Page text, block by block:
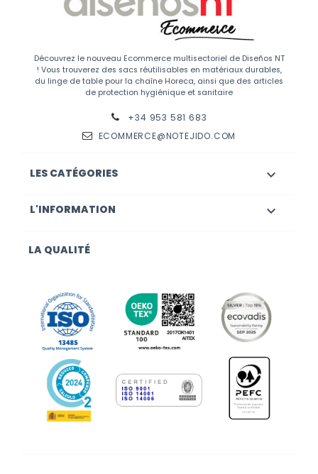
Découvrez le nouveau Ecommerce multisectoriel de Diseños NT
! Vous trouverez des sacs réutilisables en matériaux durables,
du linge de table pour la chaîne Horeca, ainsi que des articles
de protection hygiénique et sanitaire
+34 953 581 683
ECOMMERCE@NOTEJIDO.COM
LES CATÉGORIES 
L'INFORMATION 
LA QUALITÉ